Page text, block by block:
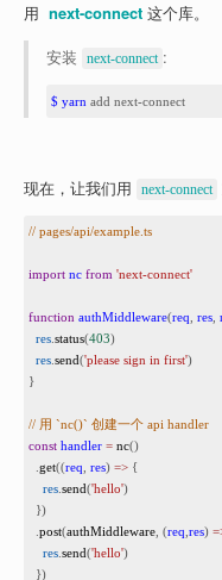
用 next-connect 这个库。
安装
next-connect :
$ yarn add next-connect
现在，让我们用 next-connect
// pages/api/example.ts
import nc from 'next-connect'
function authMiddleware(req res
res status(403)
res send('please sign in first')
}
// 用 `nc()` 创建一个 api handler
const handler = nc()
get((req res) => {
res send('hello')
  })
post(authMiddleware , (req res)
res send('hello')
  })